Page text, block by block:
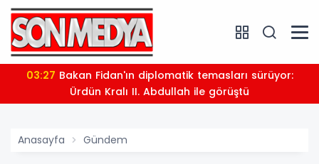
03:27
Ürdün Kralı II. Abdullah ile görüştü
Anasayfa Gündem